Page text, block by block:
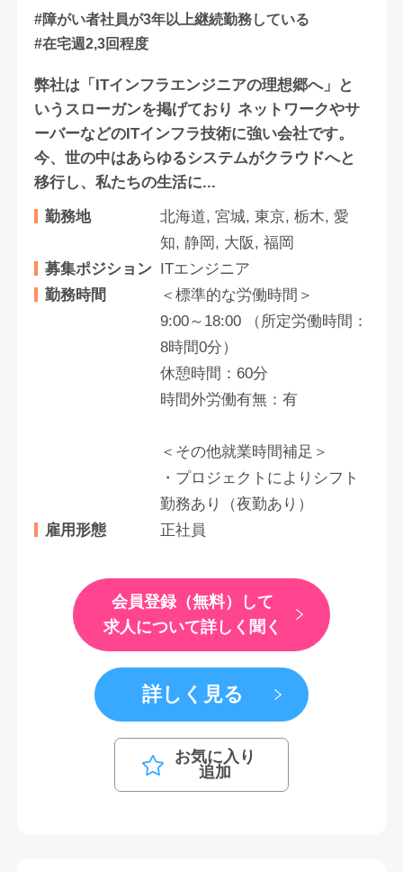
#障がい者社員が3年以上継続勤務している
#在宅週2,3回程度
弊社は「ITインフラエンジニアの理想郷へ」と
いうスローガンを掲げており ネットワークやサ
ーバーなどのITインフラ技術に強い会社です。
今、世の中はあらゆるシステムがクラウドへと
移行し、私たちの生活に...
勤務地
北海道, 宮城, 東京, 栃木, 愛
知, 静岡, 大阪, 福岡
募集ポジション
ITエンジニア
勤務時間
＜標準的な労働時間＞
9:00～18:00 （所定労働時間：
8時間0分）
休憩時間：60分
時間外労働有無：有
＜その他就業時間補足＞
・プロジェクトによりシフト
勤務あり（夜勤あり）
雇用形態
正社員
会員登録（無料）して
求人について詳しく聞く
詳しく見る
お気に入り
追加